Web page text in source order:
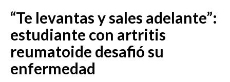
EMISIÓN 12:30 PM
EMISIÓN 7:00 PM
“Te levantas y sales adelante”:
estudiante con artritis
reumatoide desafió su
enfermedad